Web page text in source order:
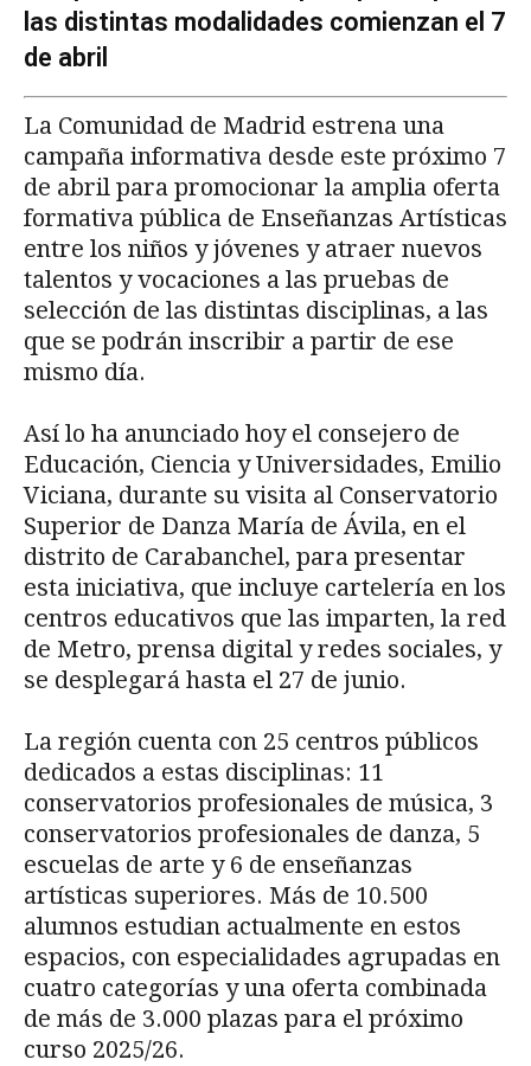
las distintas modalidades comienzan el 7
de abril
La Comunidad de Madrid estrena una
campaña informativa desde este próximo 7
de abril para promocionar la amplia oferta
formativa pública de Enseñanzas Artísticas
entre los niños y jóvenes y atraer nuevos
talentos y vocaciones a las pruebas de
selección de las distintas disciplinas, a las
que se podrán inscribir a partir de ese
mismo día.
Así lo ha anunciado hoy el consejero de
Educación, Ciencia y Universidades, Emilio
Viciana, durante su visita al Conservatorio
Superior de Danza María de Ávila, en el
distrito de Carabanchel, para presentar
esta iniciativa, que incluye cartelería en los
centros educativos que las imparten, la red
de Metro, prensa digital y redes sociales, y
se desplegará hasta el 27 de junio.
La región cuenta con 25 centros públicos
dedicados a estas disciplinas: 11
conservatorios profesionales de música, 3
conservatorios profesionales de danza, 5
escuelas de arte y 6 de enseñanzas
artísticas superiores. Más de 10.500
alumnos estudian actualmente en estos
espacios, con especialidades agrupadas en
cuatro categorías y una oferta combinada
de más de 3.000 plazas para el próximo
curso 2025/26.